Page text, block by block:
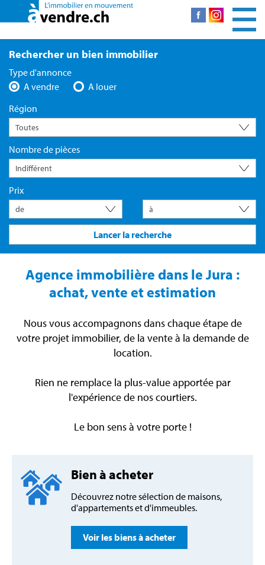
Rechercher un bien immobilier
Type d'annonce
A vendre
A louer
Région
Nombre de pièces
Prix
Agence immobilière dans le Jura :
achat, vente et estimation
Nous vous accompagnons dans chaque étape de
votre projet immobilier, de la vente à la demande de
location.
Rien ne remplace la plus-value apportée par
l'expérience de nos courtiers.
Le bon sens à votre porte !
Bien à acheter
Découvrez notre sélection de maisons,
d'appartements et d'immeubles.
Voir les biens à acheter